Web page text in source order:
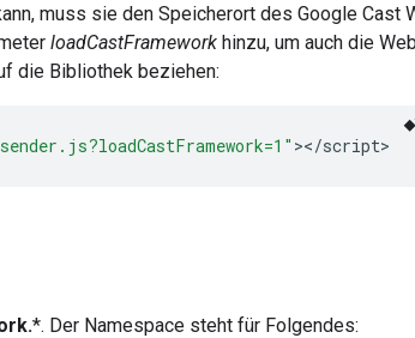
muss sie den Speicherort des Google Cast
loadCastFramework hinzu, um auch die
die Bibliothek beziehen:
></script
*. Der Namespace steht für Folgendes: